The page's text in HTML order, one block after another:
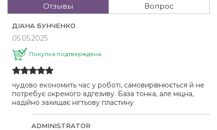
Отзывы Вопрос
ДІАНА БУНЧЕНКО
05.05.2025
Покупка подтверждена
чудово економить час у роботі, самовирівнюється й не
потребує окремого адгезиву. База тонка, але міцна,
надійно захищає нігтьову пластину
ADMINISTRATOR